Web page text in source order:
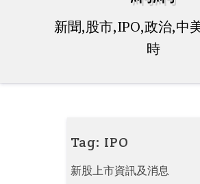
新聞,股市,IPO,政治,中
時
Tag: IPO
新股上市資訊及消息